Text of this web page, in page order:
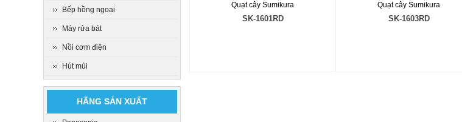
Bếp hồng ngoại
Máy rửa bát
Nồi cơm điện
Hút mùi
HÃNG SẢN XUẤT
Quạt cây Sumikura
SK-1601RD
Quạt cây Sumikura
SK-1603RD